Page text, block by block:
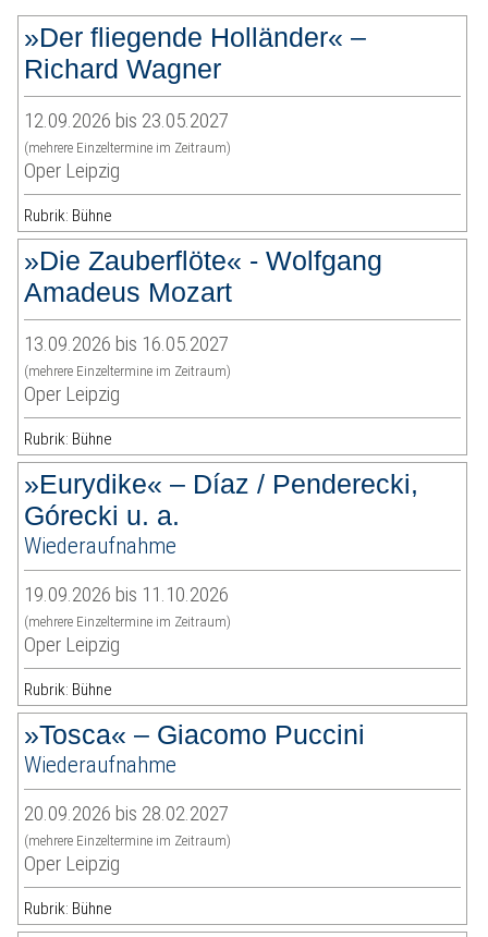
»Der fliegende Holländer« –
Richard Wagner
12.09.2026 bis 23.05.2027
(mehrere Einzeltermine im Zeitraum)
Oper Leipzig
Rubrik: Bühne
»Die Zauberflöte« - Wolfgang
Amadeus Mozart
13.09.2026 bis 16.05.2027
(mehrere Einzeltermine im Zeitraum)
Oper Leipzig
Rubrik: Bühne
»Eurydike« – Díaz / Penderecki,
Górecki u. a.
Wiederaufnahme
19.09.2026 bis 11.10.2026
(mehrere Einzeltermine im Zeitraum)
Oper Leipzig
Rubrik: Bühne
»Tosca« – Giacomo Puccini
Wiederaufnahme
20.09.2026 bis 28.02.2027
(mehrere Einzeltermine im Zeitraum)
Oper Leipzig
Rubrik: Bühne